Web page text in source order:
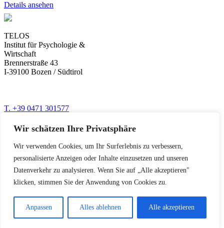
Wir schätzen Ihre Privatsphäre
Wir verwenden Cookies, um Ihr Surferlebnis zu verbessern,
personalisierte Anzeigen oder Inhalte einzusetzen und unseren
Datenverkehr zu analysieren. Wenn Sie auf „Alle akzeptieren"
klicken, stimmen Sie der Anwendung von Cookies zu.
Anpassen Alles ablehnen Alle akzeptieren
Details ansehen
TELOS
Institut für Psychologie &
Wirtschaft
Brennerstraße 43
I-39100 Bozen / Südtirol
T. +39 0471 301577
info@telos-training.com
Newsletter mit den besten Trainings für Ihren Erfolg
© Telos 2026
Privacy
Impressum
FAQ